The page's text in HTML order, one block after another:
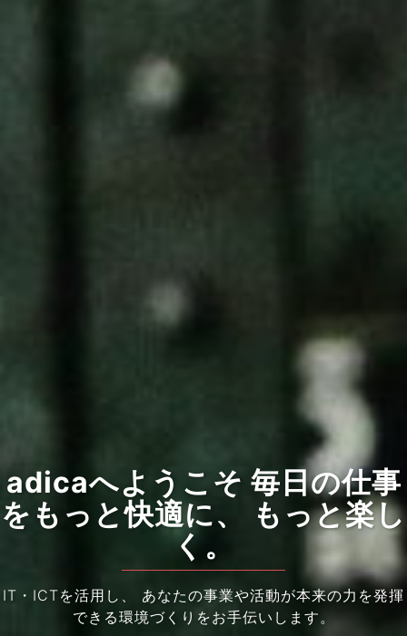
adicaへようこそ 毎日の仕事
をもっと快適に、 もっと楽し
く。
IT・ICTを活用し、 あなたの事業や活動が本来の力を発揮
できる環境づくりをお手伝いします。